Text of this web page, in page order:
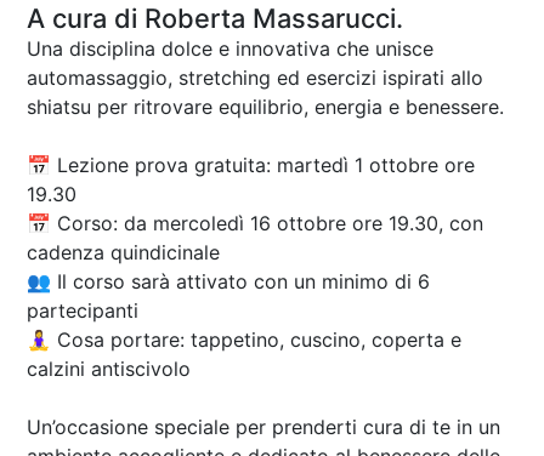
A cura di Roberta Massarucci.
Una disciplina dolce e innovativa che unisce
automassaggio, stretching ed esercizi ispirati allo
shiatsu per ritrovare equilibrio, energia e benessere.
📅 Lezione prova gratuita: martedì 1 ottobre ore
19.30
📅 Corso: da mercoledì 16 ottobre ore 19.30, con
cadenza quindicinale
👥 Il corso sarà attivato con un minimo di 6
partecipanti
🧘‍♀️ Cosa portare: tappetino, cuscino, coperta e
calzini antiscivolo
Un’occasione speciale per prenderti cura di te in un